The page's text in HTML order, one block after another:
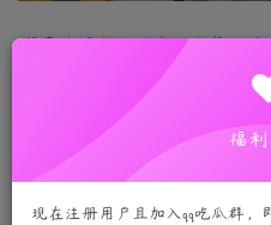
排序 更新 浏览 点赞 评
福
现在注册用户且加入qq吃瓜群